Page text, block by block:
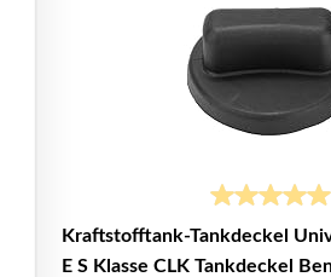
Kraftstofftank-Tankdeckel
E S Klasse CLK Tankdeckel